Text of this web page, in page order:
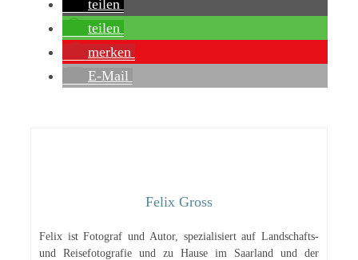
teilen
teilen
merken
E-Mail
Felix Gross
Felix ist Fotograf und Autor, spezialisiert auf Landschafts-
und Reisefotografie und zu Hause im Saarland und der